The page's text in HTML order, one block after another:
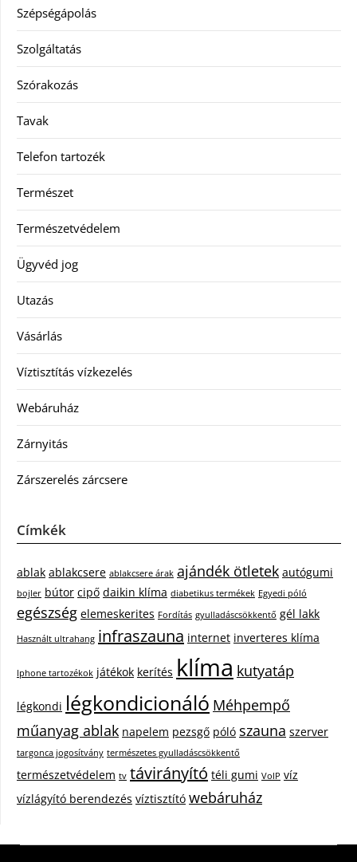
Szépségápolás
Szolgáltatás
Szórakozás
Tavak
Telefon tartozék
Természet
Természetvédelem
Ügyvéd jog
Utazás
Vásárlás
Víztisztítás vízkezelés
Webáruház
Zárnyitás
Zárszerelés zárcsere
Címkék
ablak ablakcsere ablakcsere árak ajándék ötletek autógumi
bojler bútor cipő daikin klíma diabetikus termékek Egyedi póló
egészség elemeskerites Fordítás gyulladáscsökkentő gél lakk
Használt ultrahang infraszauna internet inverteres klíma
Iphone tartozékok játékok kerítés klíma kutyatáp
légkondi légkondicionáló Méhpempő
műanyag ablak napelem pezsgő póló szauna szerver
targonca jogosítvány természetes gyulladáscsökkentő
természetvédelem tv távirányító téli gumi VoIP víz
vízlágyító berendezés víztisztító webáruház